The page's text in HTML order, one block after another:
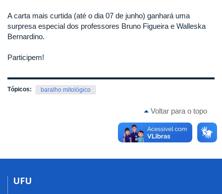
A carta mais curtida (até o dia 07 de junho) ganhará uma
surpresa especial dos professores Bruno Figueira e Walleska
Bernardino.
Participem!
Tópicos: baralho mitológico
Voltar para o topo
UFU